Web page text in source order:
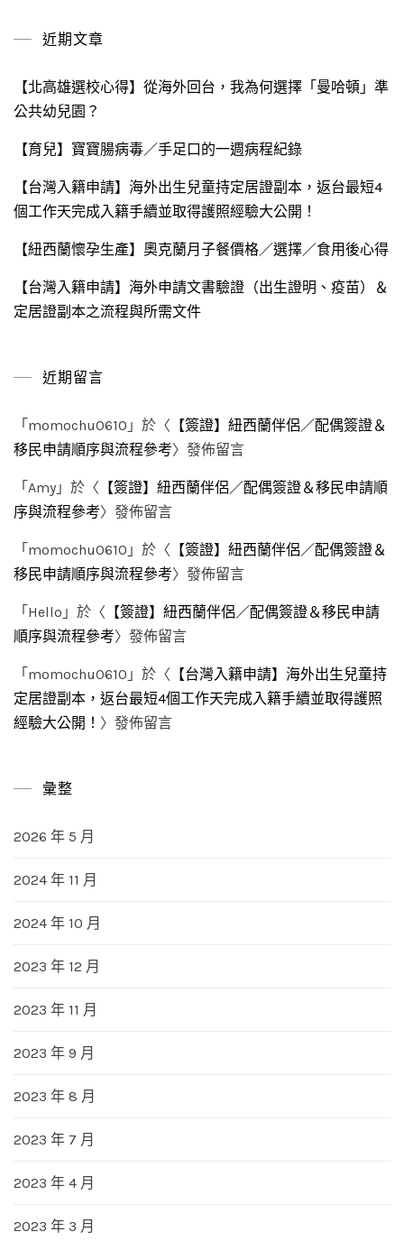
近期文章
【北高雄選校心得】從海外回台，我為何選擇「曼哈頓」準
公共幼兒園？
【育兒】寶寶腸病毒／手足口的一週病程紀錄
【台灣入籍申請】海外出生兒童持定居證副本，返台最短4
個工作天完成入籍手續並取得護照經驗大公開！
【紐西蘭懷孕生產】奧克蘭月子餐價格／選擇／食用後心得
【台灣入籍申請】海外申請文書驗證（出生證明、疫苗）＆
定居證副本之流程與所需文件
近期留言
「 momochu0610 」於〈 【簽證】紐西蘭伴侶／配偶簽證＆
移民申請順序與流程參考〉發佈留言
「 Amy 」於〈 【簽證】紐西蘭伴侶／配偶簽證＆移民申請順
序與流程參考〉發佈留言
「 momochu0610 」於〈 【簽證】紐西蘭伴侶／配偶簽證＆
移民申請順序與流程參考〉發佈留言
「 Hello 」於〈 【簽證】紐西蘭伴侶／配偶簽證＆移民申請
順序與流程參考〉發佈留言
「 momochu0610 」於〈 【台灣入籍申請】海外出生兒童持
定居證副本，返台最短4個工作天完成入籍手續並取得護照
經驗大公開！ 〉發佈留言
彙整
2026 年 5 月
2024 年 11 月
2024 年 10 月
2023 年 12 月
2023 年 11 月
2023 年 9 月
2023 年 8 月
2023 年 7 月
2023 年 4 月
2023 年 3 月